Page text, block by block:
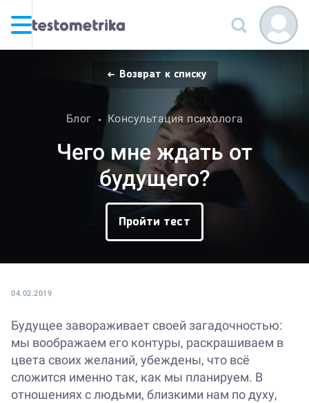
Возврат к списку
Блог Консультация психолога
Чего мне ждать от
будущего?
Пройти тест
04.02.2019
Будущее завораживает своей загадочностью:
мы воображаем его контуры, раскрашиваем в
цвета своих желаний, убеждены, что всё
сложится именно так, как мы планируем. В
отношениях с людьми, близкими нам по духу,